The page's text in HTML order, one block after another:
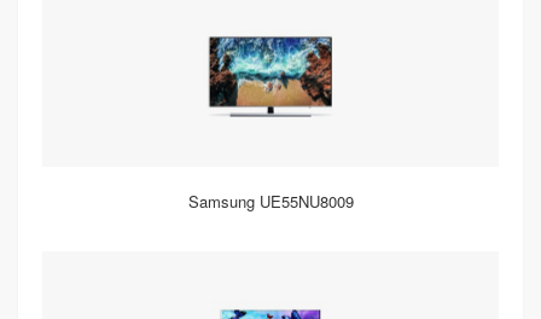
Samsung UE55NU8009